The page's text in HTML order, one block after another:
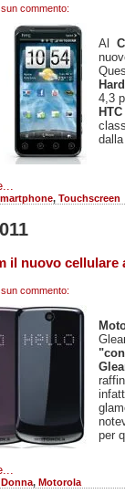
commento:
Al
4,3
, Touchscreen
il nuovo cellulare
commento:
per
Donna, Motorola